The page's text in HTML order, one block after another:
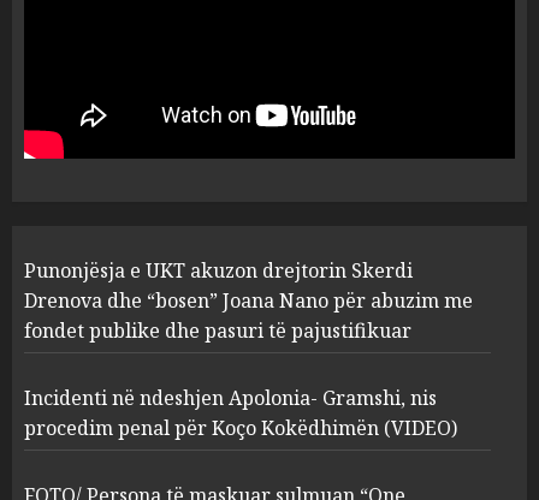
1
“bosen” Joana Nano për
abuzim me fondet publike dhe
pasuri të pajustifikuar
2
Apolonia- Gramshi, nis
procedim penal për Koço
Kokëdhimën (VIDEO)
MARCH 27, 2025
FOTO/ Persona të maskuar
sulmuan “One Albania”,
ngjarja u fsheh. A u vodhën
Punonjësja e UKT akuzon drejtorin Skerdi
Drenova dhe “bosen” Joana Nano për abuzim me
fondet publike dhe pasuri të pajustifikuar
Incidenti në ndeshjen Apolonia- Gramshi, nis
procedim penal për Koço Kokëdhimën (VIDEO)
FOTO/ Persona të maskuar sulmuan “One